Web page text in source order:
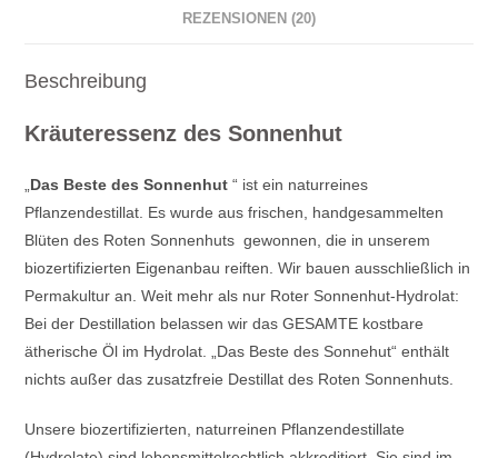
REZENSIONEN (20)
Beschreibung
Kräuteressenz des Sonnenhut
„Das Beste des Sonnenhut“ ist ein naturreines
Pflanzendestillat. Es wurde aus frischen, handgesammelten
Blüten des Roten Sonnenhuts gewonnen, die in unserem
biozertifizierten Eigenanbau reiften. Wir bauen ausschließlich in
Permakultur an. Weit mehr als nur Roter Sonnenhut-Hydrolat:
Bei der Destillation belassen wir das GESAMTE kostbare
ätherische Öl im Hydrolat. „Das Beste des Sonnehut“ enthält
nichts außer das zusatzfreie Destillat des Roten Sonnenhuts.
Unsere biozertifizierten, naturreinen Pflanzendestillate